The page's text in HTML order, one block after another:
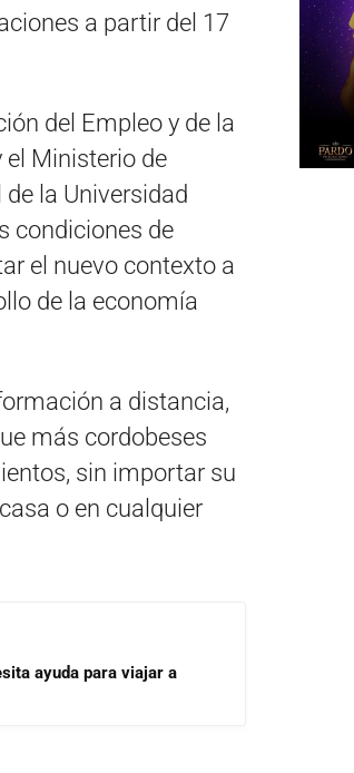
a partir del 17
del Empleo y de la
el Ministerio de
la Universidad
condiciones de
el nuevo contexto a
de la economía
a distancia,
más cordobeses
sin importar su
o en cualquier
ayuda para viajar a